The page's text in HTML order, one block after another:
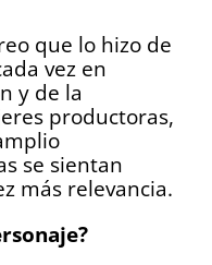
que lo hizo de
vez en
y de la
productoras,
se sientan
más relevancia.